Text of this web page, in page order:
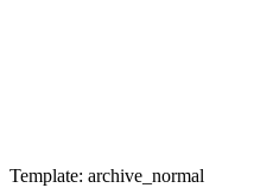
Template: archive_normal